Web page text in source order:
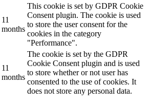
11
months
This cookie is set by GDPR Cookie
Consent plugin. The cookie is used
to store the user consent for the
cookies in the category
"Performance".
11
months
The cookie is set by the GDPR
Cookie Consent plugin and is used
to store whether or not user has
consented to the use of cookies. It
does not store any personal data.